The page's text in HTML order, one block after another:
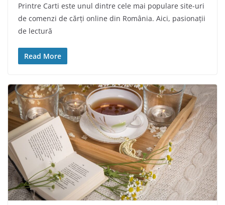
Printre Carti este unul dintre cele mai populare site-uri
de comenzi de cărți online din România. Aici, pasionații
de lectură
Read More